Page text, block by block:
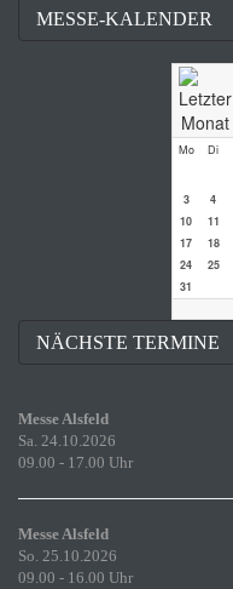
MESSE-KALENDER
Mo Di
3
4
10
11
17
18
24
25
31
NÄCHSTE TERMINE
Messe Alsfeld
Sa. 24.10.2026
09.00 - 17.00 Uhr
Messe Alsfeld
So. 25.10.2026
09.00 - 16.00 Uhr